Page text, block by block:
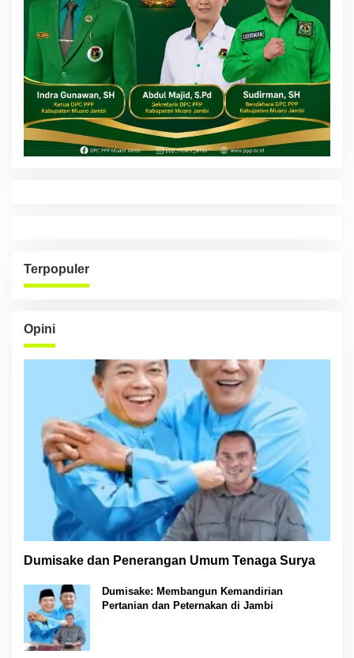
Terpopuler
Opini
Dumisake dan Penerangan Umum Tenaga Surya
Dumisake: Membangun Kemandirian
Pertanian dan Peternakan di Jambi